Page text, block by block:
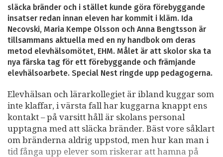
släcka bränder och i stället kunde göra förebyggande
insatser redan innan eleven har kommit i kläm. Ida
Necovski, Maria Kempe Olsson och Anna Bengtsson är
tillsammans aktuella med en ny handbok om deras
metod elevhälsomötet, EHM. Målet är att skolor ska ta
nya färska tag för ett förebyggande och främjande
elevhälsoarbete. Special Nest ringde upp pedagogerna.
Elevhälsan och lärarkollegiet är ibland kuggar som
inte klaffar, i värsta fall har kuggarna knappt ens
kontakt – på varsitt håll är skolans personal
upptagna med att släcka bränder. Bäst vore såklart
om bränderna aldrig uppstod, men hur kan man i
tid fånga upp elever som riskerar att hamna på